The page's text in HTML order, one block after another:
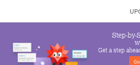
Step-by-
Get a step
Go